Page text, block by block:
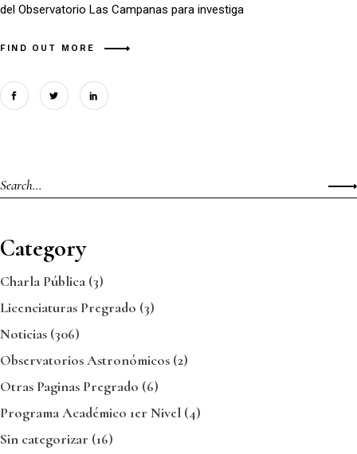
del Observatorio Las Campanas para investiga
FIND OUT MORE
Category
Charla Pública (3)
Licenciaturas Pregrado (3)
Noticias (306)
Observatorios Astronómicos (2)
Otras Paginas Pregrado (6)
Programa Académico 1er Nivel (4)
Sin categorizar (16)